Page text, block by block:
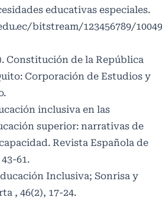
educativas especiales.
bitstream/123456789/
Constitución de la República
Corporación de Estudios y
inclusiva en las
superior: narrativas de
Revista Española de
61.
Inclusiva; Sonrisa y
, 46(2), 17-24.